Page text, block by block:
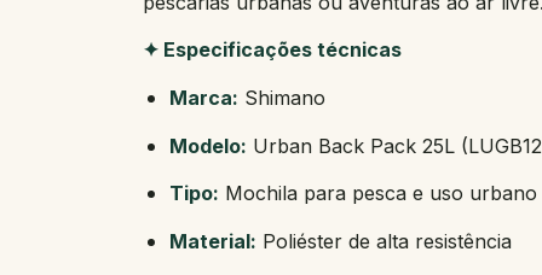
✦ Especificações técnicas
Marca: Shimano
Modelo: Urban Back Pack 25L
Tipo: Mochila para pesca e uso urbano
Material: Poliéster de alta resistência